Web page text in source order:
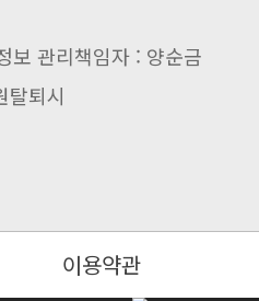
관리책임자 : 양순금
탈퇴시
이용약관